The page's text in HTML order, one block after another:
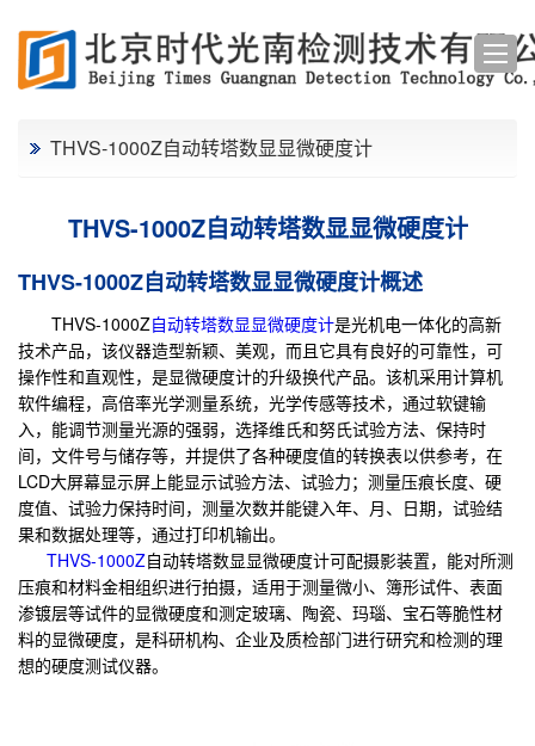
THVS-1000Z自动转塔数显显微硬度计
THVS-1000Z自动转塔数显显微硬度计
THVS-1000Z自动转塔数显显微硬度计概述
THVS-1000Z自动转塔数显显微硬度计是光机电一体化的高新
技术产品，该仪器造型新颖、美观，而且它具有良好的可靠性，可
操作性和直观性，是显微硬度计的升级换代产品。该机采用计算机
软件编程，高倍率光学测量系统，光学传感等技术，通过软键输
入，能调节测量光源的强弱，选择维氏和努氏试验方法、保持时
间，文件号与储存等，并提供了各种硬度值的转换表以供参考，在
LCD大屏幕显示屏上能显示试验方法、试验力；测量压痕长度、硬
度值、试验力保持时间，测量次数并能键入年、月、日期，试验结
果和数据处理等，通过打印机输出。
THVS-1000Z自动转塔数显显微硬度计可配摄影装置，能对所测
压痕和材料金相组织进行拍摄，适用于测量微小、簿形试件、表面
渗镀层等试件的显微硬度和测定玻璃、陶瓷、玛瑙、宝石等脆性材
料的显微硬度，是科研机构、企业及质检部门进行研究和检测的理
想的硬度测试仪器。